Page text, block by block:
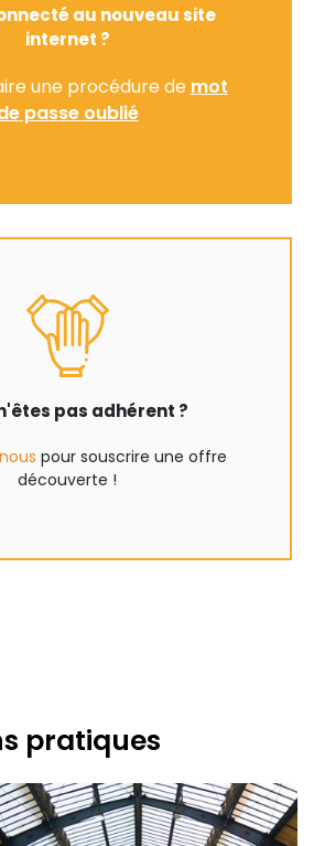
au nouveau site
internet ?
une procédure de mot
passe oublié
pas adhérent ?
pour souscrire une offre
découverte !
pratiques